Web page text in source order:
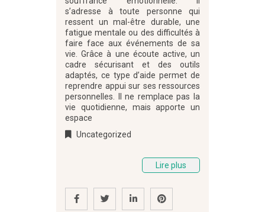
s’adresse à toute personne qui
ressent un mal-être durable, une
fatigue mentale ou des difficultés à
faire face aux événements de sa
vie. Grâce à une écoute active, un
cadre sécurisant et des outils
adaptés, ce type d’aide permet de
reprendre appui sur ses ressources
personnelles. Il ne remplace pas la
vie quotidienne, mais apporte un
espace
Uncategorized
Lire plus